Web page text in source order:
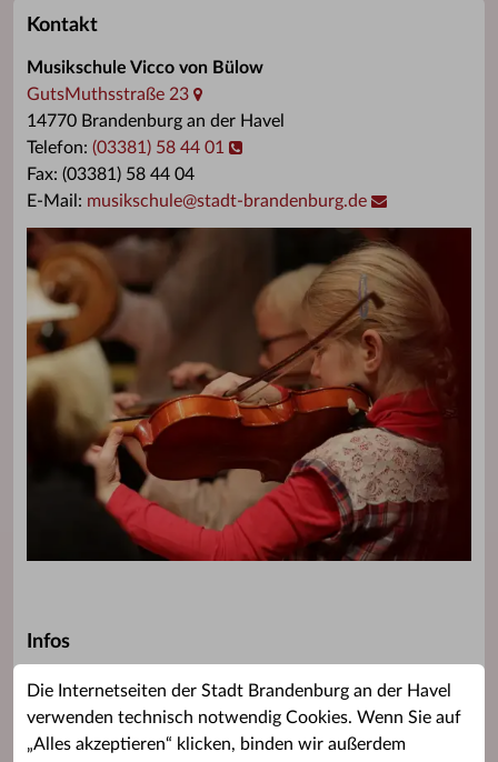
Die Internetseiten der Stadt Brandenburg an der Havel
verwenden technisch notwendig Cookies. Wenn Sie auf
„Alles akzeptieren“ klicken, binden wir außerdem
Kontakt
Musikschule Vicco von Bülow
GutsMuthsstraße 23
14770 Brandenburg an der Havel
Telefon: (03381) 58 44 01
Fax: (03381) 58 44 04
E-Mail: musikschule@stadt-brandenburg.de
Infos
Welchen Unterricht gibt es?
Zur Kursübersicht
Wie viel kostet es?